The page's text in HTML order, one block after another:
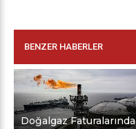
BENZER HABERLER
Doğalgaz Faturalarında